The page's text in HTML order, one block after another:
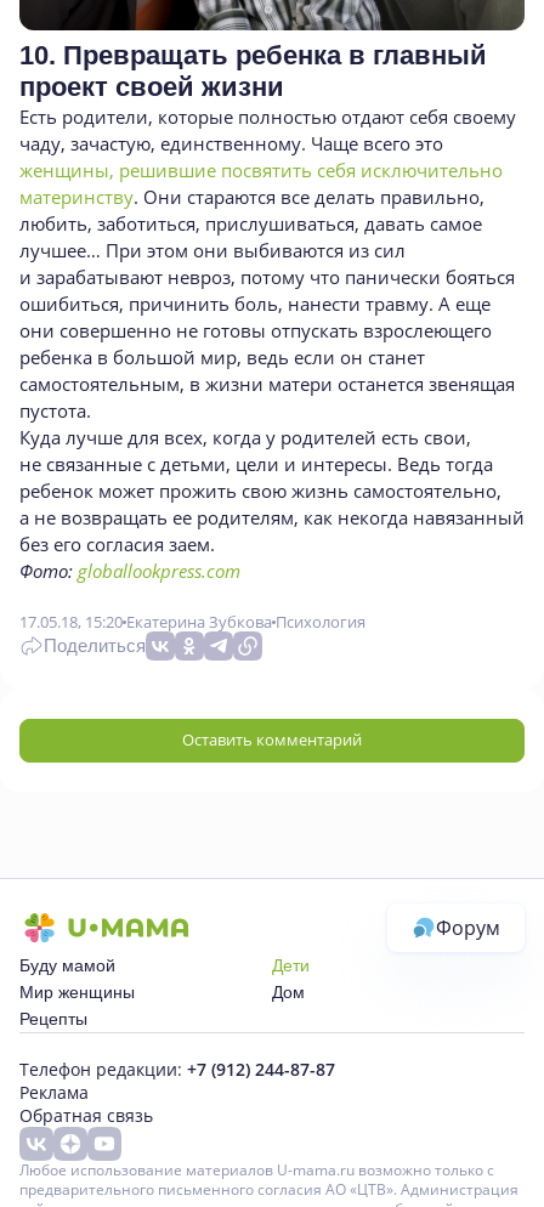
10. Превращать ребенка в главный
проект своей жизни
Есть родители, которые полностью отдают себя своему
чаду, зачастую, единственному. Чаще всего это
женщины, решившие посвятить себя исключительно
материнству. Они стараются все делать правильно,
любить, заботиться, прислушиваться, давать самое
лучшее… При этом они выбиваются из сил
и зарабатывают невроз, потому что панически бояться
ошибиться, причинить боль, нанести травму. А еще
они совершенно не готовы отпускать взрослеющего
ребенка в большой мир, ведь если он станет
самостоятельным, в жизни матери останется звенящая
пустота.
Куда лучше для всех, когда у родителей есть свои,
не связанные с детьми, цели и интересы. Ведь тогда
ребенок может прожить свою жизнь самостоятельно,
а не возвращать ее родителям, как некогда навязанный
без его согласия заем.
Фото: globallookpress.com
17.05.18, 15:20 Екатерина Зубкова Психология
Поделиться
Оставить комментарий
Форум
Буду мамой
Дети
Мир женщины
Дом
Рецепты
Телефон редакции: +7 (912) 244-87-87
Реклама
Обратная связь
Любое использование материалов U-mama.ru возможно только с
предварительного письменного согласия АО «ЦТВ». Администрация